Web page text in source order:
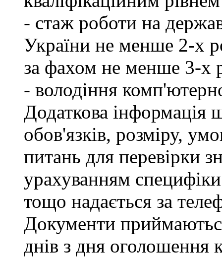
- стаж роботи на
України не менше 2-х
за фахом не менше 3-х
- володіння
Додаткова інформація
обов'язків, розміру,
питань для перевірки
урахуванням
тощо надається за
Документи
днів з дня оголошення